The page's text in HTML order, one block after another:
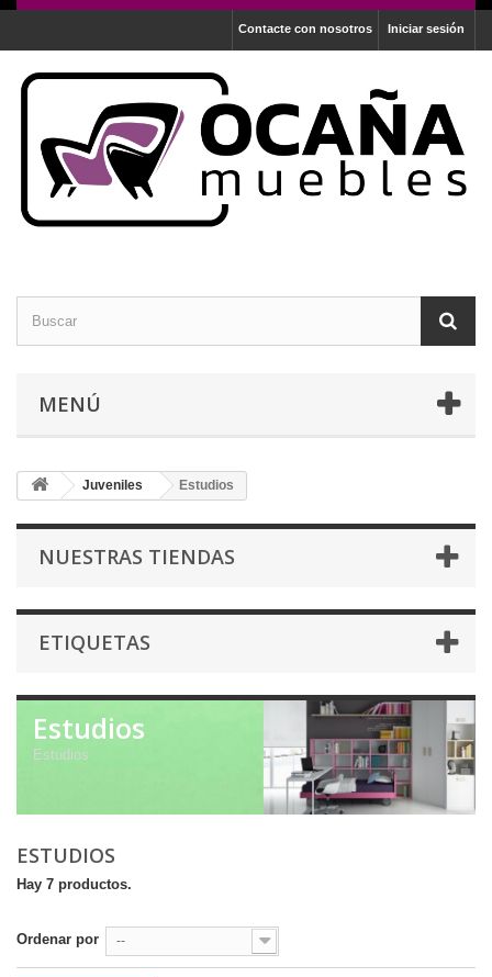
Iniciar sesión
Contacte con nosotros
MENÚ
Juveniles Estudios
NUESTRAS TIENDAS
ETIQUETAS
Estudios
Estudios
ESTUDIOS
Hay 7 productos.
Ordenar por --